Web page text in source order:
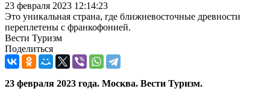
23 февраля 2023 12:14:23
Это уникальная страна, где ближневосточные древности
переплетены с франкофонией.
Вести Туризм
Поделиться
23 февраля 2023 года. Москва. Вести Туризм.